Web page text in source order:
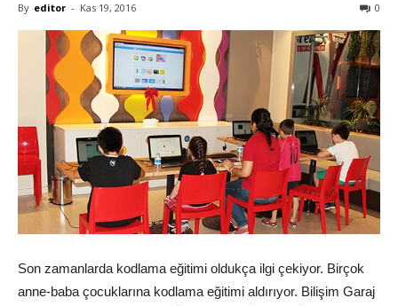
By editor - Kas 19, 2016 0
Son zamanlarda kodlama eğitimi oldukça ilgi çekiyor. Birçok
anne-baba çocuklarına kodlama eğitimi aldırıyor. Bilişim Garaj